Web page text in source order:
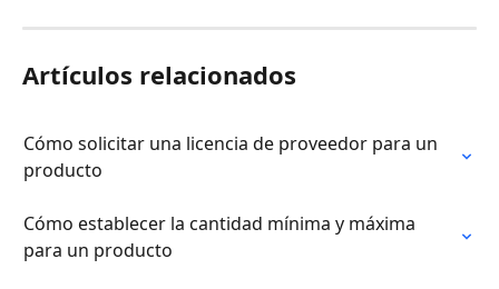
Artículos relacionados
Cómo solicitar una licencia de proveedor para un
producto
Cómo establecer la cantidad mínima y máxima
para un producto